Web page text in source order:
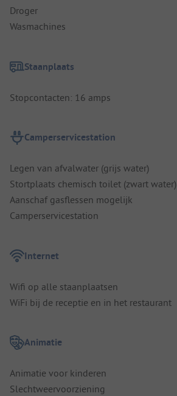
Droger
Wasmachines
Staanplaats
Stopcontacten: 16 amps
Camperservicestation
Legen van afvalwater (grijs water)
Stortplaats chemisch toilet (zwart water)
Aanschaf gasflessen mogelijk
Camperservicestation
Internet
Wifi op alle staanplaatsen
WiFi bij de receptie en in het restaurant
Animatie
Animatie voor kinderen
Slechtweervoorziening